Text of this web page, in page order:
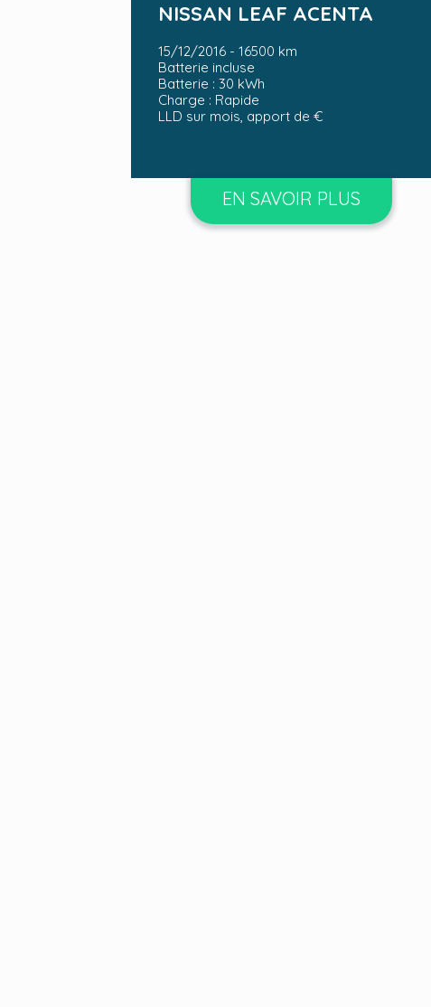
NISSAN LEAF ACENTA
15/12/2016 - 16500 km
Batterie incluse
Batterie : 30 kWh
Charge : Rapide
LLD sur mois, apport de €
EN SAVOIR PLUS